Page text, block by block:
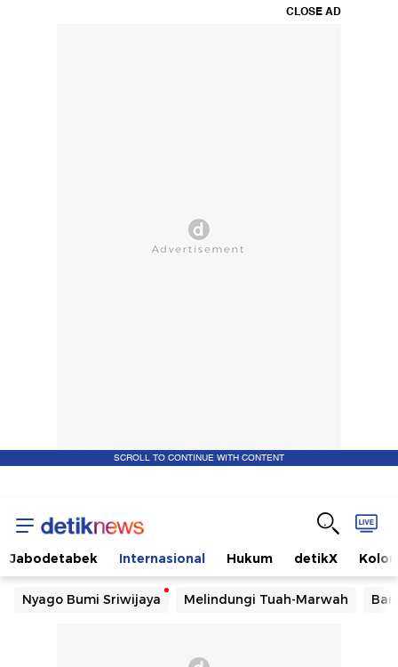
CLOSE AD
SCROLL TO CONTINUE WITH CONTENT
Jabodetabek Internasional Hukum detikX
Nyago Bumi Sriwijaya Melindungi Tuah-Marwah